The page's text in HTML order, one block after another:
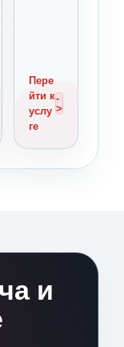
Пере
йти к
услу
ге
и